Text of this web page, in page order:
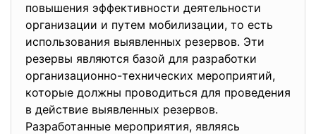
повышения эффективности деятельности
организации и путем мобилизации, то есть
использования выявленных резервов. Эти
резервы являются базой для разработки
организационно-технических мероприятий,
которые должны проводиться для проведения
в действие выявленных резервов.
Разработанные мероприятия, являясь